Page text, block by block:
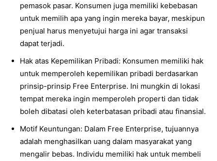
pemasok pasar. Konsumen juga memiliki kebebasan
untuk memilih apa yang ingin mereka bayar, meskipun
penjual harus menyetujui harga ini agar transaksi
dapat terjadi.
Hak atas Kepemilikan Pribadi: Konsumen memiliki hak
untuk memperoleh kepemilikan pribadi berdasarkan
prinsip-prinsip Free Enterprise. Ini mungkin di lokasi
tempat mereka ingin memperoleh properti dan tidak
boleh dibatasi oleh keterbatasan pribadi atau finansial.
Motif Keuntungan: Dalam Free Enterprise, tujuannya
adalah menghasilkan uang dalam masyarakat yang
mengalir bebas. Individu memiliki hak untuk membeli